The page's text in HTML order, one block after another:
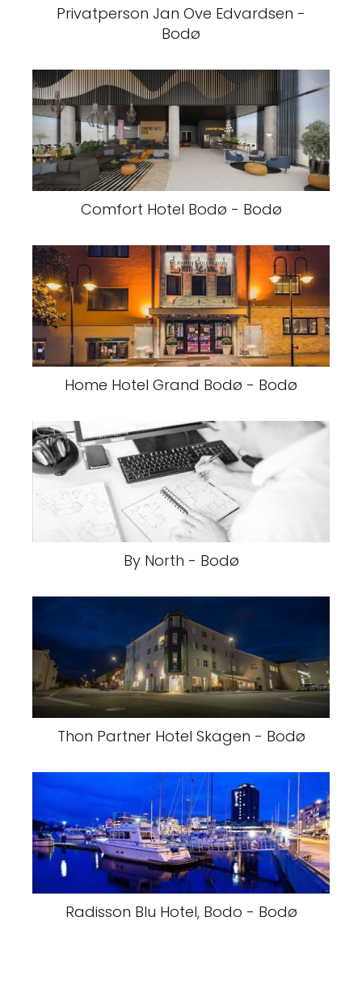
Privatperson Jan Ove Edvardsen -
Bodø
Comfort Hotel Bodø - Bodø
Home Hotel Grand Bodø - Bodø
By North - Bodø
Thon Partner Hotel Skagen - Bodø
Radisson Blu Hotel, Bodo - Bodø